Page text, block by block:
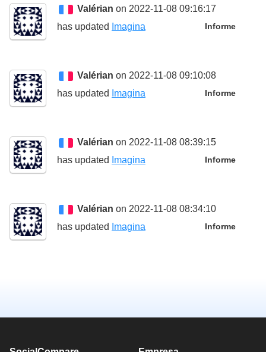
Valérian on 2022-11-08 09:16:17
Informe
has updated Imagina
Valérian on 2022-11-08 09:10:08
Informe
has updated Imagina
Valérian on 2022-11-08 08:39:15
Informe
has updated Imagina
Valérian on 2022-11-08 08:34:10
Informe
has updated Imagina